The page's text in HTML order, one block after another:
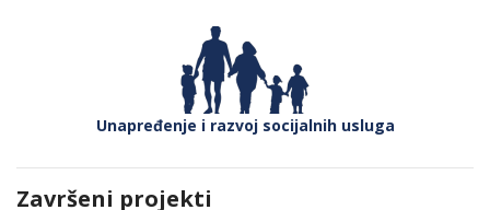
Unapređenje i razvoj socijalnih usluga
Završeni projekti